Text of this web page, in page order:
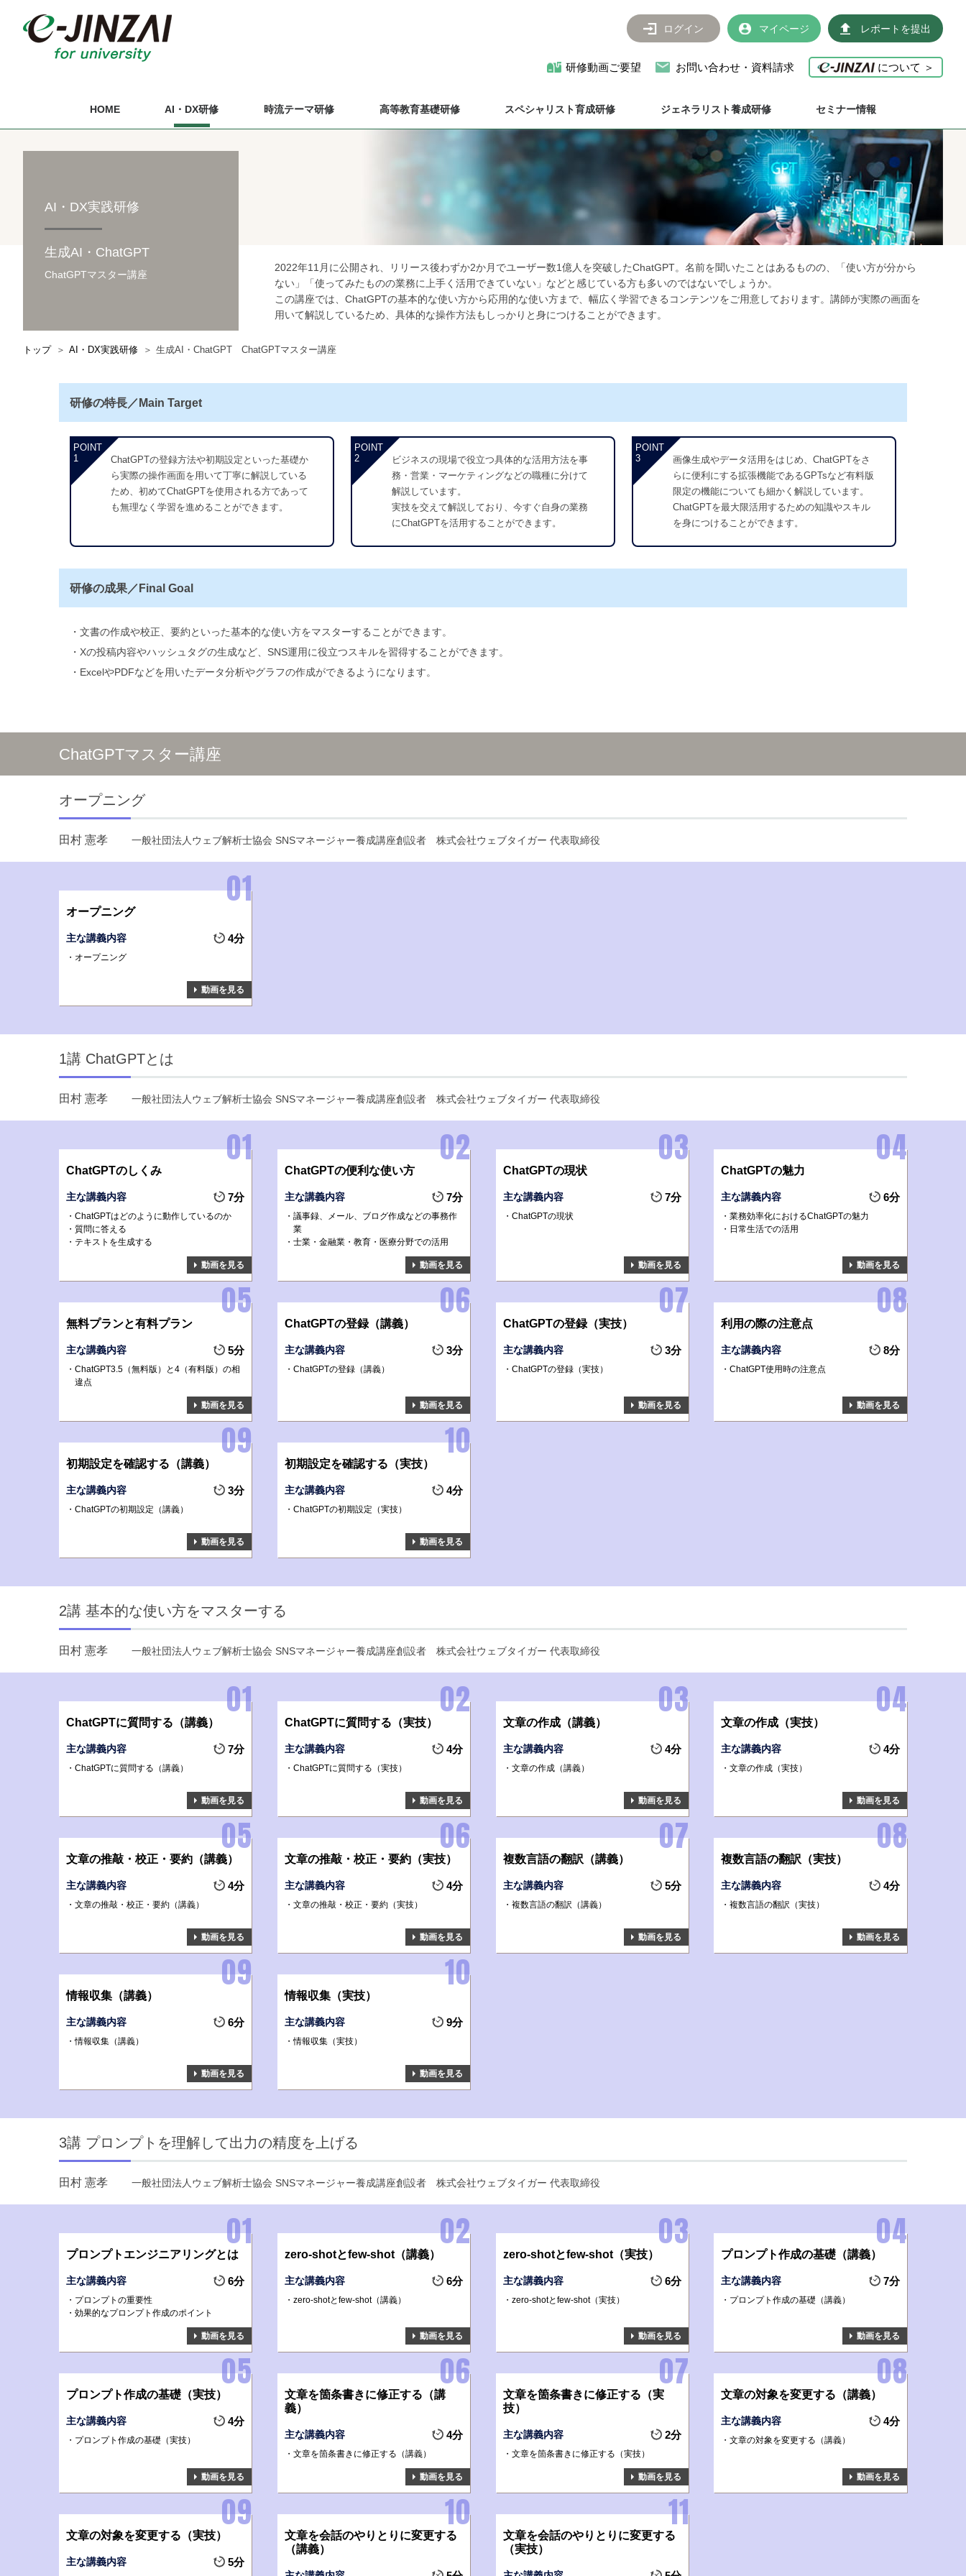
ログイン マイページ レポートを提出
研修動画ご要望 お問い合わせ・資料請求 について ＞
HOME AI・DX研修 時流テーマ研修 高等教育基礎研修 スペシャリスト育成研修 ジェネラリスト養成研修 セミナー情報
AI・DX実践研修
生成AI・ChatGPT
ChatGPTマスター講座
2022年11月に公開され、リリース後わずか2か月でユーザー数1億人を突破したChatGPT。名前を聞いたことはあるものの、「使い方が分から
ない」「使ってみたものの業務に上手く活用できていない」などと感じている方も多いのではないでしょうか。
この講座では、ChatGPTの基本的な使い方から応用的な使い方まで、幅広く学習できるコンテンツをご用意しております。講師が実際の画面を
用いて解説しているため、具体的な操作方法もしっかりと身につけることができます。
トップ AI・DX実践研修 生成AI・ChatGPT ChatGPTマスター講座
研修の特長／Main Target
POINT
1
ChatGPTの登録方法や初期設定といった基礎か
ら実際の操作画面を用いて丁寧に解説している
ため、初めてChatGPTを使用される方であって
も無理なく学習を進めることができます。
POINT
2
ビジネスの現場で役立つ具体的な活用方法を事
務・営業・マーケティングなどの職種に分けて
解説しています。
実技を交えて解説しており、今すぐ自身の業務
にChatGPTを活用することができます。
POINT
3
画像生成やデータ活用をはじめ、ChatGPTをさ
らに便利にする拡張機能であるGPTsなど有料版
限定の機能についても細かく解説しています。
ChatGPTを最大限活用するための知識やスキル
を身につけることができます。
研修の成果／Final Goal
文書の作成や校正、要約といった基本的な使い方をマスターすることができます。
Xの投稿内容やハッシュタグの生成など、SNS運用に役立つスキルを習得することができます。
ExcelやPDFなどを用いたデータ分析やグラフの作成ができるようになります。
ChatGPTマスター講座
オープニング
田村 憲孝 一般社団法人ウェブ解析士協会 SNSマネージャー養成講座創設者 株式会社ウェブタイガー 代表取締役
オープニング
主な講義内容 4分
オープニング
動画を見る
1講 ChatGPTとは
田村 憲孝 一般社団法人ウェブ解析士協会 SNSマネージャー養成講座創設者 株式会社ウェブタイガー 代表取締役
ChatGPTのしくみ
主な講義内容 7分
ChatGPTはどのように動作しているのか
質問に答える
テキストを生成する
動画を見る
ChatGPTの便利な使い方
主な講義内容 7分
議事録、メール、ブログ作成などの事務作
業
士業・金融業・教育・医療分野での活用
動画を見る
ChatGPTの現状
主な講義内容 7分
ChatGPTの現状
動画を見る
ChatGPTの魅力
主な講義内容 6分
業務効率化におけるChatGPTの魅力
日常生活での活用
動画を見る
無料プランと有料プラン
主な講義内容 5分
ChatGPT3.5（無料版）と4（有料版）の相
違点
動画を見る
ChatGPTの登録（講義）
主な講義内容 3分
ChatGPTの登録（講義）
動画を見る
ChatGPTの登録（実技）
主な講義内容 3分
ChatGPTの登録（実技）
動画を見る
利用の際の注意点
主な講義内容 8分
ChatGPT使用時の注意点
動画を見る
初期設定を確認する（講義）
主な講義内容 3分
ChatGPTの初期設定（講義）
動画を見る
初期設定を確認する（実技）
主な講義内容 4分
ChatGPTの初期設定（実技）
動画を見る
2講 基本的な使い方をマスターする
田村 憲孝 一般社団法人ウェブ解析士協会 SNSマネージャー養成講座創設者 株式会社ウェブタイガー 代表取締役
ChatGPTに質問する（講義）
主な講義内容 7分
ChatGPTに質問する（講義）
動画を見る
ChatGPTに質問する（実技）
主な講義内容 4分
ChatGPTに質問する（実技）
動画を見る
文章の作成（講義）
主な講義内容 4分
文章の作成（講義）
動画を見る
文章の作成（実技）
主な講義内容 4分
文章の作成（実技）
動画を見る
文章の推敲・校正・要約（講義）
主な講義内容 4分
文章の推敲・校正・要約（講義）
動画を見る
文章の推敲・校正・要約（実技）
主な講義内容 4分
文章の推敲・校正・要約（実技）
動画を見る
複数言語の翻訳（講義）
主な講義内容 5分
複数言語の翻訳（講義）
動画を見る
複数言語の翻訳（実技）
主な講義内容 4分
複数言語の翻訳（実技）
動画を見る
情報収集（講義）
主な講義内容 6分
情報収集（講義）
動画を見る
情報収集（実技）
主な講義内容 9分
情報収集（実技）
動画を見る
3講 プロンプトを理解して出力の精度を上げる
田村 憲孝 一般社団法人ウェブ解析士協会 SNSマネージャー養成講座創設者 株式会社ウェブタイガー 代表取締役
プロンプトエンジニアリングとは
主な講義内容 6分
プロンプトの重要性
効果的なプロンプト作成のポイント
動画を見る
zero-shotとfew-shot（講義）
主な講義内容 6分
zero-shotとfew-shot（講義）
動画を見る
zero-shotとfew-shot（実技）
主な講義内容 6分
zero-shotとfew-shot（実技）
動画を見る
プロンプト作成の基礎（講義）
主な講義内容 7分
プロンプト作成の基礎（講義）
動画を見る
プロンプト作成の基礎（実技）
主な講義内容 4分
プロンプト作成の基礎（実技）
動画を見る
文章を箇条書きに修正する（講
義）
主な講義内容 4分
文章を箇条書きに修正する（講義）
動画を見る
文章を箇条書きに修正する（実
技）
主な講義内容 2分
文章を箇条書きに修正する（実技）
動画を見る
文章の対象を変更する（講義）
主な講義内容 4分
文章の対象を変更する（講義）
動画を見る
文章の対象を変更する（実技）
主な講義内容 5分
文章を会話のやりとりに変更する
（講義）
文章を会話のやりとりに変更する
（実技）